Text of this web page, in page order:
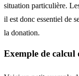
situation particulière.
il est donc essentiel de
la donation.
Exemple de